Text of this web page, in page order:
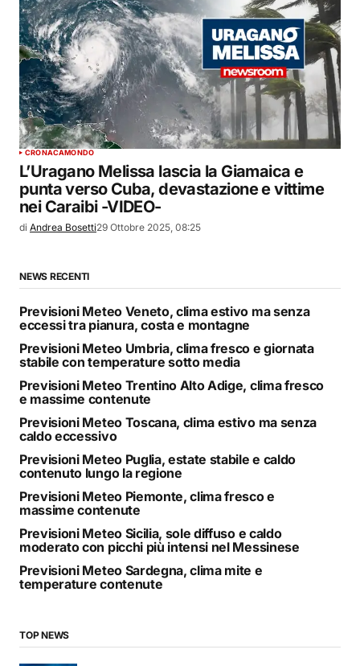
CRONACAMONDO
L’Uragano Melissa lascia la Giamaica e
punta verso Cuba, devastazione e vittime
nei Caraibi -VIDEO-
di Andrea Bosetti29 Ottobre 2025, 08:25
NEWS RECENTI
Previsioni Meteo Veneto, clima estivo ma senza
eccessi tra pianura, costa e montagne
Previsioni Meteo Umbria, clima fresco e giornata
stabile con temperature sotto media
Previsioni Meteo Trentino Alto Adige, clima fresco
e massime contenute
Previsioni Meteo Toscana, clima estivo ma senza
caldo eccessivo
Previsioni Meteo Puglia, estate stabile e caldo
contenuto lungo la regione
Previsioni Meteo Piemonte, clima fresco e
massime contenute
Previsioni Meteo Sicilia, sole diffuso e caldo
moderato con picchi più intensi nel Messinese
Previsioni Meteo Sardegna, clima mite e
temperature contenute
TOP NEWS